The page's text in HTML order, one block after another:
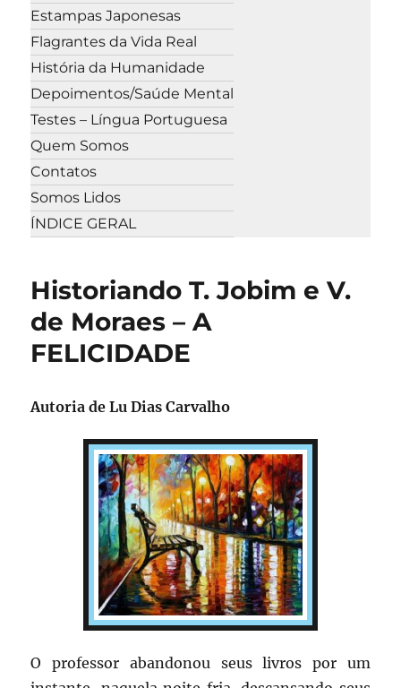
Estampas Japonesas
Flagrantes da Vida Real
História da Humanidade
Depoimentos/Saúde Mental
Testes – Língua Portuguesa
Quem Somos
Contatos
Somos Lidos
ÍNDICE GERAL
Historiando T. Jobim e V.
de Moraes – A
FELICIDADE
Autoria deLu Dias Carvalho
O professor abandonou seus livros por um